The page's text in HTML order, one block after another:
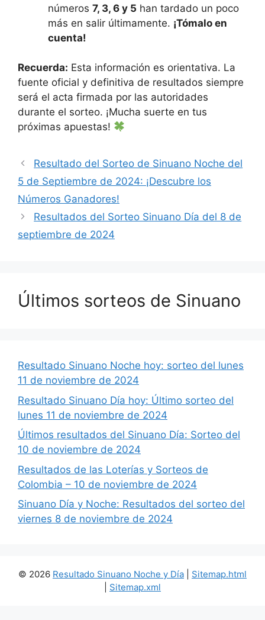
números 7, 3, 6 y 5 han tardado un poco
más en salir últimamente. ¡Tómalo en
cuenta!
Recuerda: Esta información es orientativa. La
fuente oficial y definitiva de resultados siempre
será el acta firmada por las autoridades
durante el sorteo. ¡Mucha suerte en tus
próximas apuestas!
Resultado del Sorteo de Sinuano Noche del
5 de Septiembre de 2024: ¡Descubre los
Números Ganadores!
Resultados del Sorteo Sinuano Día del 8 de
septiembre de 2024
Últimos sorteos de Sinuano
Resultado Sinuano Noche hoy: sorteo del lunes
11 de noviembre de 2024
Resultado Sinuano Día hoy: Último sorteo del
lunes 11 de noviembre de 2024
Últimos resultados del Sinuano Día: Sorteo del
10 de noviembre de 2024
Resultados de las Loterías y Sorteos de
Colombia – 10 de noviembre de 2024
Sinuano Día y Noche: Resultados del sorteo del
viernes 8 de noviembre de 2024
© 2026 Resultado Sinuano Noche y Día
Sitemap.html
Sitemap.xml